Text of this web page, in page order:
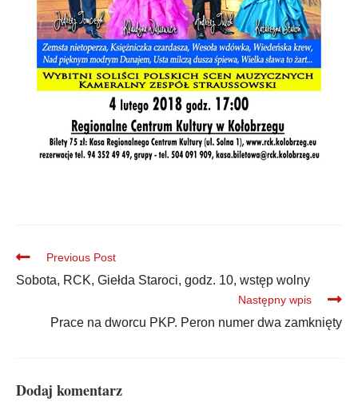
Previous Post
Sobota, RCK, Giełda Staroci, godz. 10, wstęp wolny
Następny wpis
Prace na dworcu PKP. Peron numer dwa zamknięty
Dodaj komentarz